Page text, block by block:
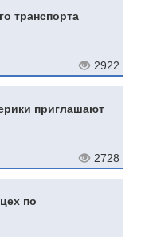
транспорта
2922
приглашают
2728
по